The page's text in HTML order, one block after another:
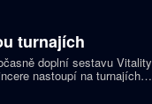
turnajích
doplní sestavu Vitality
nastoupí na turnajích